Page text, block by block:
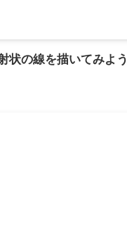
状の線を描いてみよう